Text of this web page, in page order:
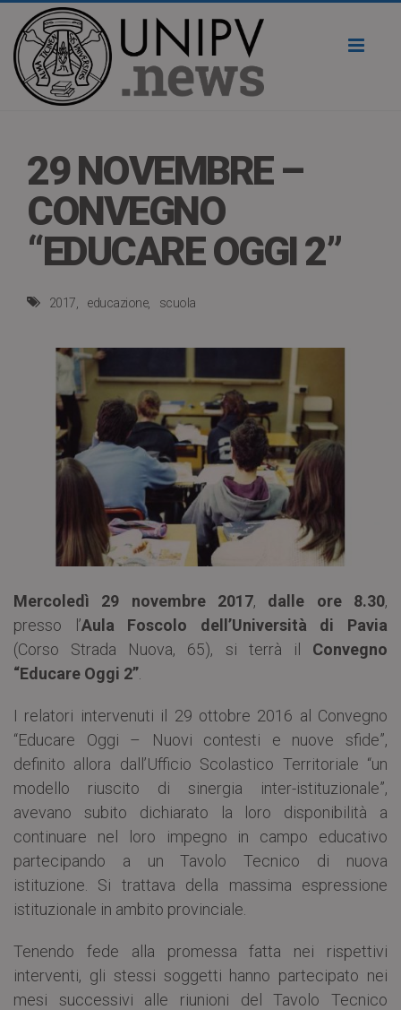
29 NOVEMBRE –
CONVEGNO
“EDUCARE OGGI 2”
2017 educazione scuola
Mercoledì 29 novembre 2017, dalle ore 8.30,
presso l’Aula Foscolo dell’Università di Pavia
(Corso Strada Nuova, 65), si terrà il Convegno
“Educare Oggi 2”
I relatori intervenuti il 29 ottobre 2016 al Convegno
“Educare Oggi – Nuovi contesti e nuove sfide”,
definito allora dall’Ufficio Scolastico Territoriale “un
modello riuscito di sinergia inter-istituzionale”,
avevano subito dichiarato la loro disponibilità a
continuare nel loro impegno in campo educativo
partecipando a un Tavolo Tecnico di nuova
istituzione. Si trattava della massima espressione
istituzionale in ambito provinciale.
Tenendo fede alla promessa fatta nei rispettivi
interventi, gli stessi soggetti hanno partecipato nei
mesi successivi alle riunioni del Tavolo Tecnico